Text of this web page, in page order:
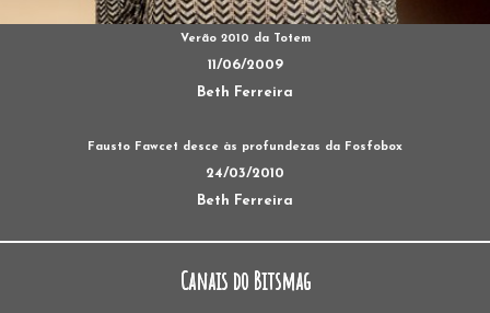
Verão 2010 da Totem
11/06/2009
Beth Ferreira
Fausto Fawcet desce às profundezas da Fosfobox
24/03/2010
Beth Ferreira
Canais do Bitsmag